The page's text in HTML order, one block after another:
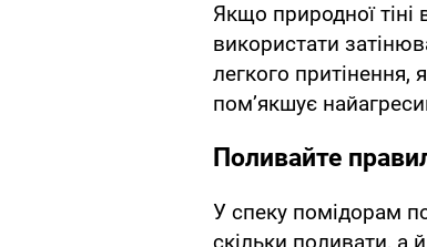
Якщо природної тіні
використати
легкого притінення,
пом’якшує
Поливайте
У спеку помідорам